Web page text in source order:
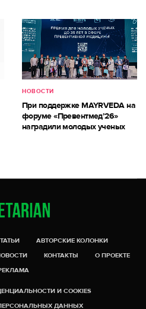
НОВОСТИ
При поддержке MAYRVEDA на
форуме «Превентмед’26»
наградили молодых ученых
АВТОРСКИЕ КОЛОНКИ
КОНТАКТЫ
О ПРОЕКТЕ
И COOKIES
ДАННЫХ